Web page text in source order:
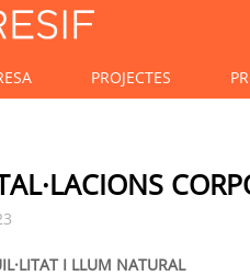
PROJECTES
I LLUM NATURAL